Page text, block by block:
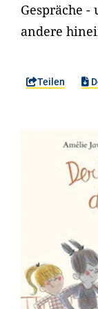
Gespräche
andere
Teilen